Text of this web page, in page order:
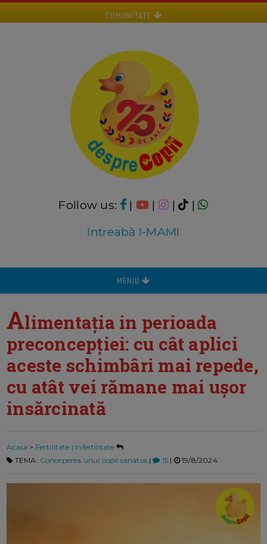
COMUNITATE
Follow us: | | |
|
Intreabă I-MAMI
MENIU
Alimentația in perioada
preconcepției: cu cât aplici
aceste schimbâri mai repede,
cu atât vei rămane mai ușor
insărcinată
Acasa > Fertilitate | Infertilitate
TEMA: Conceperea unui copil sanatos| 15 | 19/8/2024